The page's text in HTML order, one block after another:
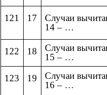
121 17
Случаи
14 – …
122 18
Случаи
15 – …
123 19
Случаи
16 – …